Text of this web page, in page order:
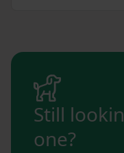
Still
one?